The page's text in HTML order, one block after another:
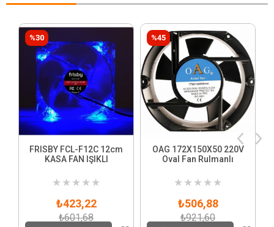
FRISBY FCL-F12C 12cm
KASA FAN IŞIKLI
★ ★ ★ ★ ★
₺423,22
₺601,68
%30
OAG 172X150X50 220V
Oval Fan Rulmanlı
★ ★ ★ ★ ★
₺506,88
₺921,60
%45